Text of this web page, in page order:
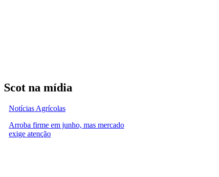
Scot na mídia
Notícias Agrícolas
Arroba firme em junho, mas mercado
exige atenção